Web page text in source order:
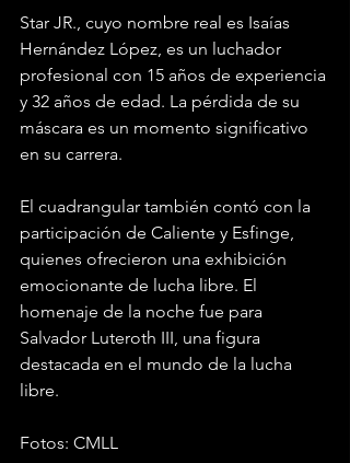
Star JR., cuyo nombre real es Isaías
Hernández López, es un luchador
profesional con 15 años de experiencia
y 32 años de edad. La pérdida de su
máscara es un momento significativo
en su carrera.
El cuadrangular también contó con la
participación de Caliente y Esfinge,
quienes ofrecieron una exhibición
emocionante de lucha libre. El
homenaje de la noche fue para
Salvador Luteroth III, una figura
destacada en el mundo de la lucha
libre.
Fotos: CMLL